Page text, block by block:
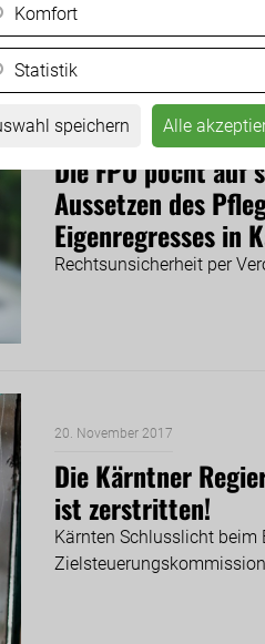
Komfort
Statistik
speichern Alle
21. November 2017
Die FPÖ pocht auf
Aussetzen des
Eigenregresses in
Rechtsunsicherheit per
20. November 2017
Die Kärntner
ist zerstritten!
Kärnten Schlusslicht beim